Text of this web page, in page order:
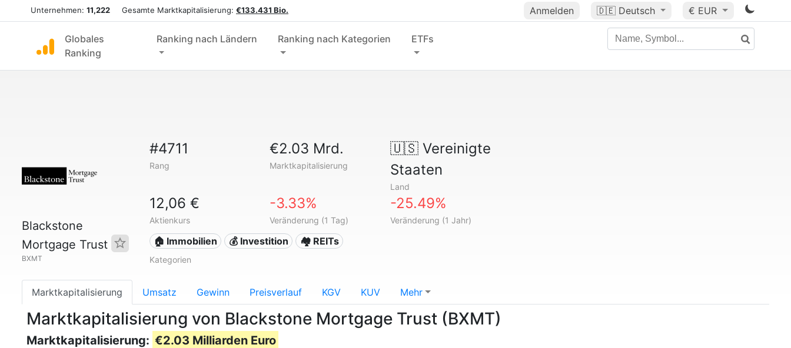
Unternehmen: 11,222 Gesamte Marktkapitalisierung: €133.431 Bio. Anmelden 🇩🇪 Deutsch € EUR
Globales
Ranking
Ranking nach Ländern Ranking nach Kategorien ETFs
Blackstone
Mortgage Trust
BXMT
#4711
Rang
€2.03 Mrd.
Marktkapitalisierung
🇺🇸Vereinigte
Staaten
Land
12,06 €
Aktienkurs
-3.33%
Veränderung (1 Tag)
-25.49%
Veränderung (1 Jahr)
🏠 Immobilien 💰 Investition 🏘️ REITs
Kategorien
Marktkapitalisierung Umsatz Gewinn Preisverlauf KGV KUV Mehr
Marktkapitalisierung von Blackstone Mortgage Trust (BXMT)
Marktkapitalisierung: €2.03 Milliarden Euro